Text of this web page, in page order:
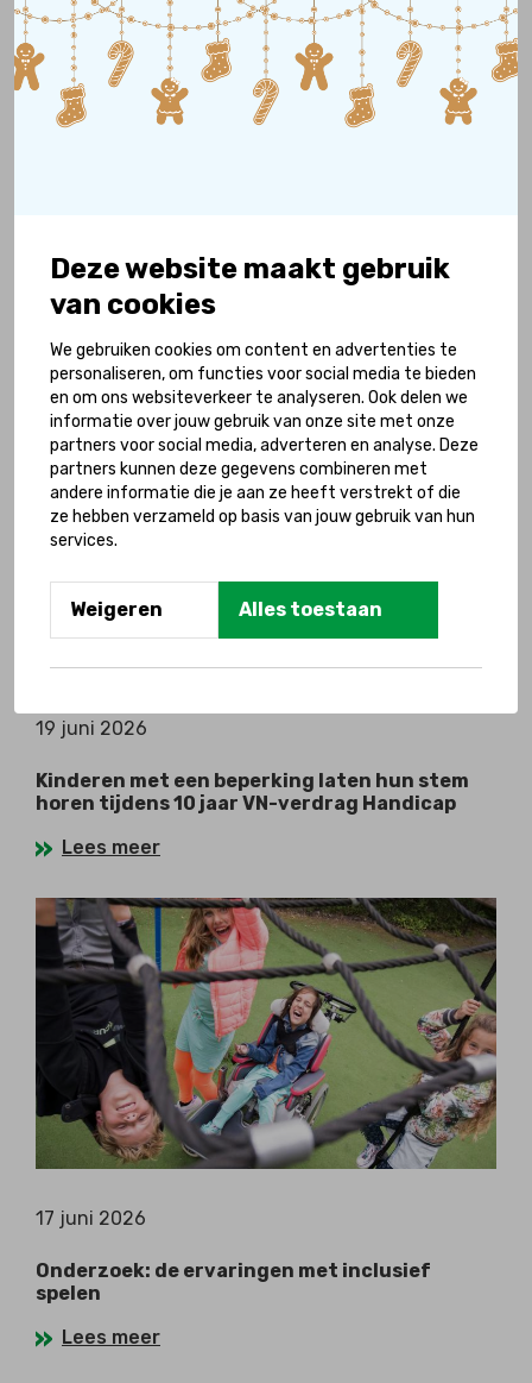
Deze website maakt gebruik
van cookies
We gebruiken cookies om content en advertenties te
personaliseren, om functies voor social media te bieden
en om ons websiteverkeer te analyseren. Ook delen we
informatie over jouw gebruik van onze site met onze
partners voor social media, adverteren en analyse. Deze
partners kunnen deze gegevens combineren met
andere informatie die je aan ze heeft verstrekt of die
ze hebben verzameld op basis van jouw gebruik van hun
services.
Weigeren Alles toestaan
Dankzij Changing Places Toilet kan het gezin
van Lotte en Mees samen dagjes uit
Lees meer
19 juni 2026
Kinderen met een beperking laten hun stem
horen tijdens 10 jaar VN-verdrag Handicap
Lees meer
17 juni 2026
Onderzoek: de ervaringen met inclusief
spelen
Lees meer